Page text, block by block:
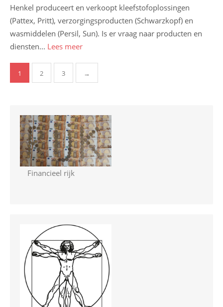
Henkel produceert en verkoopt kleefstofoplossingen
(Pattex, Pritt), verzorgingsproducten (Schwarzkopf) en
wasmiddelen (Persil, Sun). Is er vraag naar producten en
diensten... Lees meer
Berichten
paginering
1 2 3 →
Financieel rijk